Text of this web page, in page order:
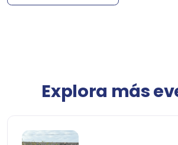
Explora más